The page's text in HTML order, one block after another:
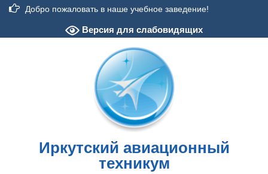
содержимому
Добро пожаловать в наше учебное заведение!
Версия для слабовидящих
Иркутский авиационный
техникум